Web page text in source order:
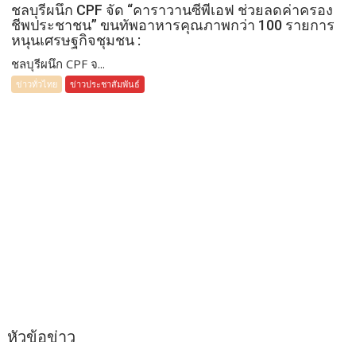
ชลบุรีผนึก CPF จัด “คาราวานซีพีเอฟ ช่วยลดค่าครอง
ชีพประชาชน” ขนทัพอาหารคุณภาพกว่า 100 รายการ
หนุนเศรษฐกิจชุมชน :
ชลบุรีผนึก CPF จ...
ข่าวทั่วไทย ข่าวประชาสัมพันธ์
หัวข้อข่าว